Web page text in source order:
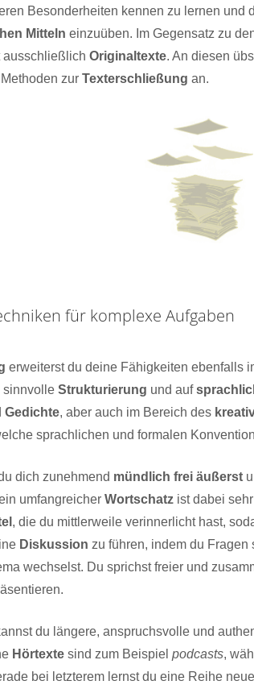
Besonderheiten kennen zu lernen und
Mitteln einzuüben. Im Gegensatz zu
ausschließlich Originaltexte. An diesen
zur Texterschließung an.
für komplexe Aufgaben
erweiterst du deine Fähigkeiten ebenfalls
sinnvolle Strukturierung und auf
Gedichte, aber auch im Bereich des
sprachlichen und formalen
dich zunehmend mündlich frei äußerst
umfangreicher Wortschatzist dabei
, die du mittlerweile verinnerlicht hast,
Diskussion zu führen, indem du
wechselst. Du sprichst freier und
du längere, anspruchsvolle und
Hörtextesind zum Beispiel podcasts,
bei letzterem lernst du eine Reihe